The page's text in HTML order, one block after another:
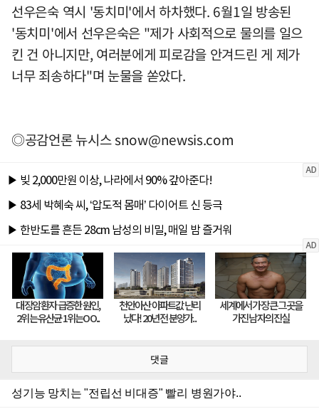
선우은숙 역시 '동치미'에서 하차했다. 6월1일 방송된
'동치미'에서 선우은숙은 "제가 사회적으로 물의를 일으
킨 건 아니지만, 여러분에게 피로감을 안겨드린 게 제가
너무 죄송하다"며 눈물을 쏟았다.
◎공감언론 뉴시스snow@newsis.com
댓글